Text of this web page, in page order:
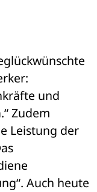
und
Zudem
Leistung der
Auch heute